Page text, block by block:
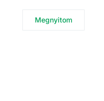
Megnyitom